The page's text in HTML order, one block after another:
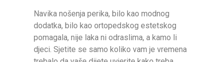
Navika nošenja perika, bilo kao modnog
dodatka, bilo kao ortopedskog estetskog
pomagala, nije laka ni odraslima, a kamo li
djeci. Sjetite se samo koliko vam je vremena